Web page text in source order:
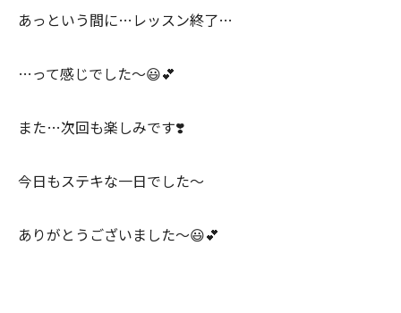
あっという間に…レッスン終了…
…って感じでした〜😃💕
また…次回も楽しみです❣️
今日もステキな一日でした〜
ありがとうございました〜😃💕